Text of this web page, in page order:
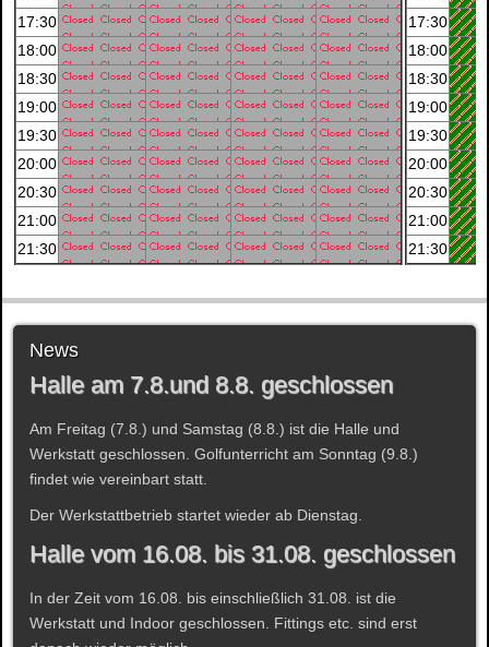
17:30
18:00
18:30
19:00
19:30
20:00
20:30
21:00
21:30
17:30
18:00
18:30
19:00
19:30
20:00
20:30
21:00
21:30
News
Halle am 7.8.und 8.8. geschlossen
Am Freitag (7.8.) und Samstag (8.8.) ist die Halle und
Werkstatt geschlossen. Golfunterricht am Sonntag (9.8.)
findet wie vereinbart statt.
Der Werkstattbetrieb startet wieder ab Dienstag.
Halle vom 16.08. bis 31.08. geschlossen
In der Zeit vom 16.08. bis einschließlich 31.08. ist die
Werkstatt und Indoor geschlossen. Fittings etc. sind erst